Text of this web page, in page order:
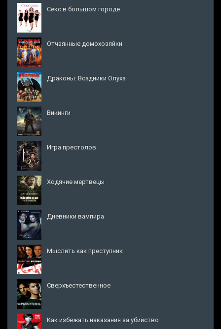
Секс в большом городе
Отчаянные домохозяйки
Драконы: Всадники Олуха
Викинги
Игра престолов
Ходячие мертвецы
Дневники вампира
Мыслить как преступник
Сверхъестественное
Как избежать наказания за убийство